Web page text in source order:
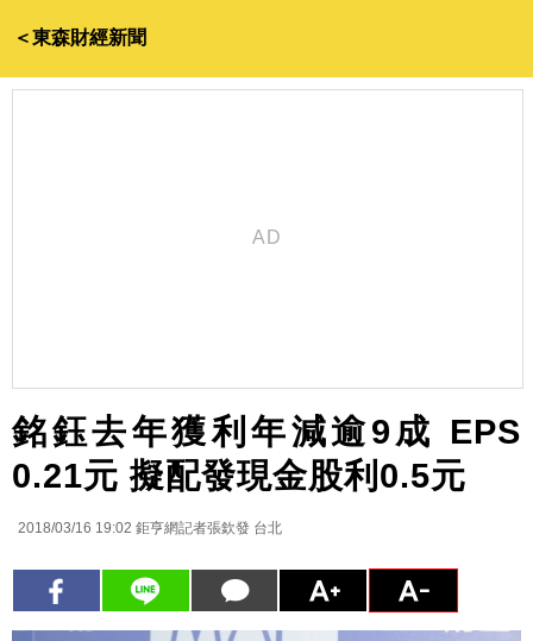
＜東森財經新聞
銘鈺去年獲利年減逾9成 EPS
0.21元 擬配發現金股利0.5元
2018/03/16 19:02 鉅亨網記者張欽發 台北